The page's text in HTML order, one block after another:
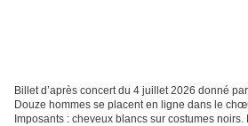
Billet d’après concert du 4 juillet 2026 donné
Douze hommes se placent en ligne dans le
Imposants : cheveux blancs sur costumes